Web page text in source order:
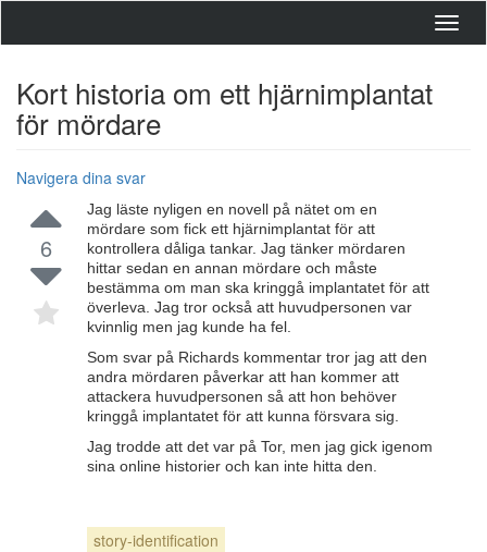
Kort historia om ett hjärnimplantat
för mördare
Navigera dina svar
6
Jag läste nyligen en novell på nätet om en
mördare som fick ett hjärnimplantat för att
kontrollera dåliga tankar. Jag tänker mördaren
hittar sedan en annan mördare och måste
bestämma om man ska kringgå implantatet för att
överleva. Jag tror också att huvudpersonen var
kvinnlig men jag kunde ha fel.
Som svar på Richards kommentar tror jag att den
andra mördaren påverkar att han kommer att
attackera huvudpersonen så att hon behöver
kringgå implantatet för att kunna försvara sig.
Jag trodde att det var på Tor, men jag gick igenom
sina online historier och kan inte hitta den.
story-identification